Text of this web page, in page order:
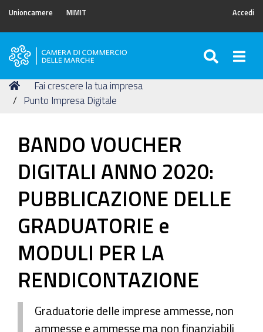
Unioncamere MIMIT Accedi
Camera
Commercio
delle
Tu
sei
Home
Fai crescere la tua impresa
Punto Impresa Digitale
BANDO VOUCHER
DIGITALI ANNO 2020:
PUBBLICAZIONE DELLE
GRADUATORIE e
MODULI PER LA
RENDICONTAZIONE
Graduatorie delle imprese ammesse, non
ammesse e ammesse ma non finanziabili